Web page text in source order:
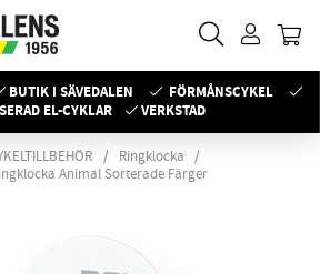
BUTIK I SÄVEDALEN
FÖRMÅNSCYKEL
EL-CYKLAR
VERKSTAD
Ringklocka
Animal Sorterade Färger